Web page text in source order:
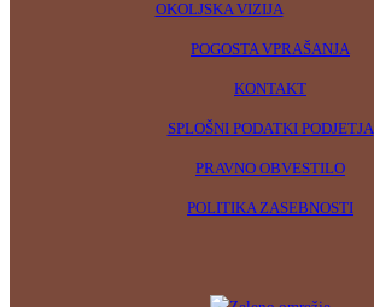
OKOLJSKA VIZIJA
POGOSTA VPRAŠANJA
KONTAKT
SPLOŠNI PODATKI PODJETJA
PRAVNO OBVESTILO
POLITIKA ZASEBNOSTI